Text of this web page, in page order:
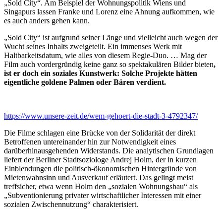
„Sold City“. Am Beispiel der Wohnungspolitik Wiens und
Singapurs lassen Franke und Lorenz eine Ahnung aufkommen, wie
es auch anders gehen kann.
„Sold City“ ist aufgrund seiner Länge und vielleicht auch wegen der
Wucht seines Inhalts zweigeteilt. Ein immenses Werk mit
Haltbarkeitsdatum, wie alles von diesem Regie-Duo. … Mag der
Film auch vordergründig keine ganz so spektakulären Bilder bieten,
ist er doch ein soziales Kunstwerk: Solche Projekte hätten
eigentliche goldene Palmen oder Bären verdient.
https://www.unsere-zeit.de/wem-gehoert-die-stadt-3-4792347/
Die Filme schlagen eine Brücke von der Solidarität der direkt
Betroffenen untereinander hin zur Notwendigkeit eines
darüberhinausgehenden Widerstands. Die analytischen Grundlagen
liefert der Berliner Stadtsoziologe Andrej Holm, der in kurzen
Einblendungen die politisch-ökonomischen Hintergründe von
Mietenwahnsinn und Ausverkauf erläutert. Das gelingt meist
treffsicher, etwa wenn Holm den „sozialen Wohnungsbau“ als
„Subventionierung privater wirtschaftlicher Interessen mit einer
sozialen Zwischennutzung“ charakterisiert.